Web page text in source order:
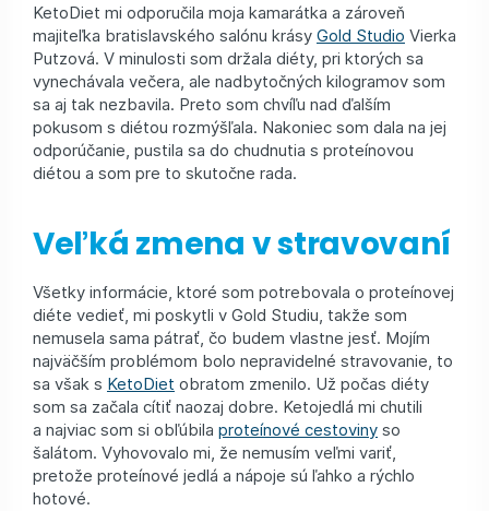
KetoDiet mi odporučila moja kamarátka a zároveň
majiteľka bratislavského salónu krásy Gold Studio Vierka
Putzová. V minulosti som držala diéty, pri ktorých sa
vynechávala večera, ale nadbytočných kilogramov som
sa aj tak nezbavila. Preto som chvíľu nad ďalším
pokusom s diétou rozmýšľala. Nakoniec som dala na jej
odporúčanie, pustila sa do chudnutia s proteínovou
diétou a som pre to skutočne rada.
Veľká zmena v stravovaní
Všetky informácie, ktoré som potrebovala o proteínovej
diéte vedieť, mi poskytli v Gold Studiu, takže som
nemusela sama pátrať, čo budem vlastne jesť. Mojím
najväčším problémom bolo nepravidelné stravovanie, to
sa však s KetoDiet obratom zmenilo. Už počas diéty
som sa začala cítiť naozaj dobre. Ketojedlá mi chutili
a najviac som si obľúbila proteínové cestoviny so
šalátom. Vyhovovalo mi, že nemusím veľmi variť,
pretože proteínové jedlá a nápoje sú ľahko a rýchlo
hotové.